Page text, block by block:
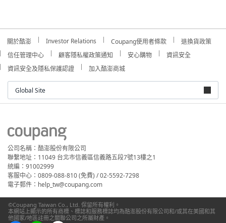
關於酷澎 Investor Relations Coupang使用者條款
退換貨政策
信任管理中心
顧客隱私權政策通知 安心購物
資訊安全
資訊安全及隱私保護認證
加入酷澎商城
Global Site
公司名稱：酷澎股份有限公司
聯繫地址：11049 台北市信義區信義路五段7號13樓之1
統編：91002999
客服中心：0809-088-810 (免費) / 02-5592-7298
電子郵件：help_tw@coupang.com
©Coupang Taiwan Co., Ltd. 保留所有權利。
本網站上顯示的所有商標、標誌和服務標誌均為酷澎股份有限公司和/或其在美國和其
他國家/地區註冊之關聯公司之所屬財產。